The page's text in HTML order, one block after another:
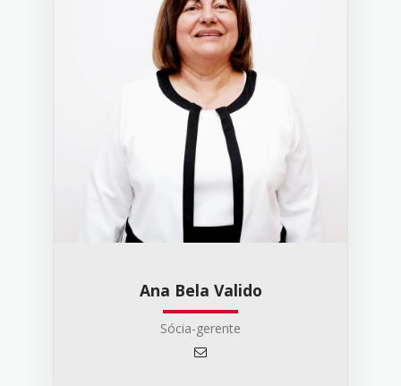
Ana Bela Valido
Sócia-gerente